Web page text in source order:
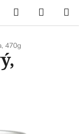
Hledat
KOŠÍK
470g